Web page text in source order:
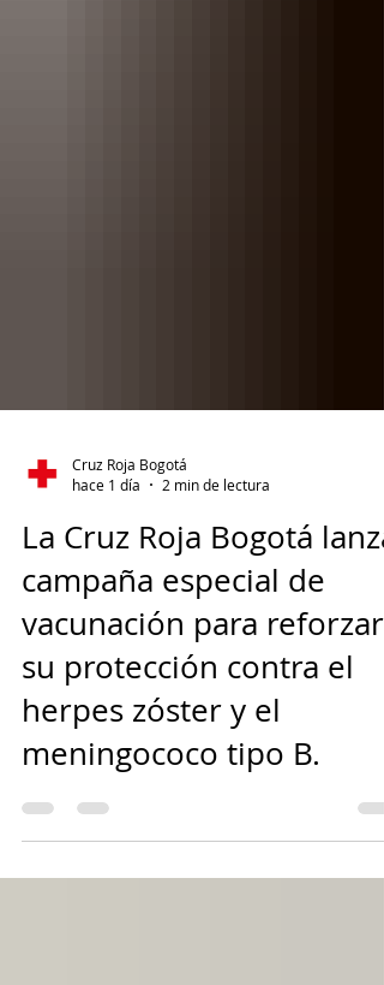
hace 1 día
2 min de lectura
La Cruz Roja Bogotá lanza
campaña especial de
vacunación para reforzar
su protección contra el
herpes zóster y el
meningococo tipo B.